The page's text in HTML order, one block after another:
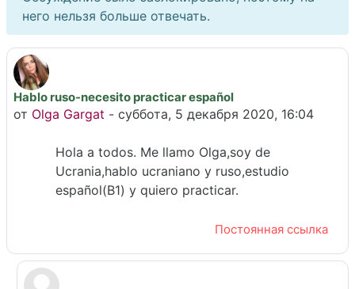
него нельзя больше отвечать.
Hablo ruso-necesito practicar español
от Olga Gargat - суббота, 5 декабря 2020, 16:04
Количество ответов: 1
Hola a todos. Me llamo Olga,soy de
Ucrania,hablo ucraniano y ruso,estudio
español(B1) y quiero practicar.
Постоянная ссылка